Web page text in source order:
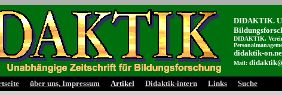
DIDAKTIK.
DIDAKTIK.
didaktik-
Mail:
über uns, Impressum Artikel Didaktik-intern Links Suche